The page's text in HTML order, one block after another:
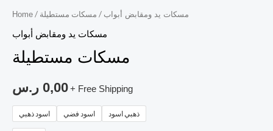
Home / مسكات يد ومقابض أبواب / مسكات مستطيلة
مسكات يد ومقابض أبواب
مسكات مستطيلة
0,00 ر.س + Free Shipping
اسود ذهبي اسود فضي ذهبي اسود